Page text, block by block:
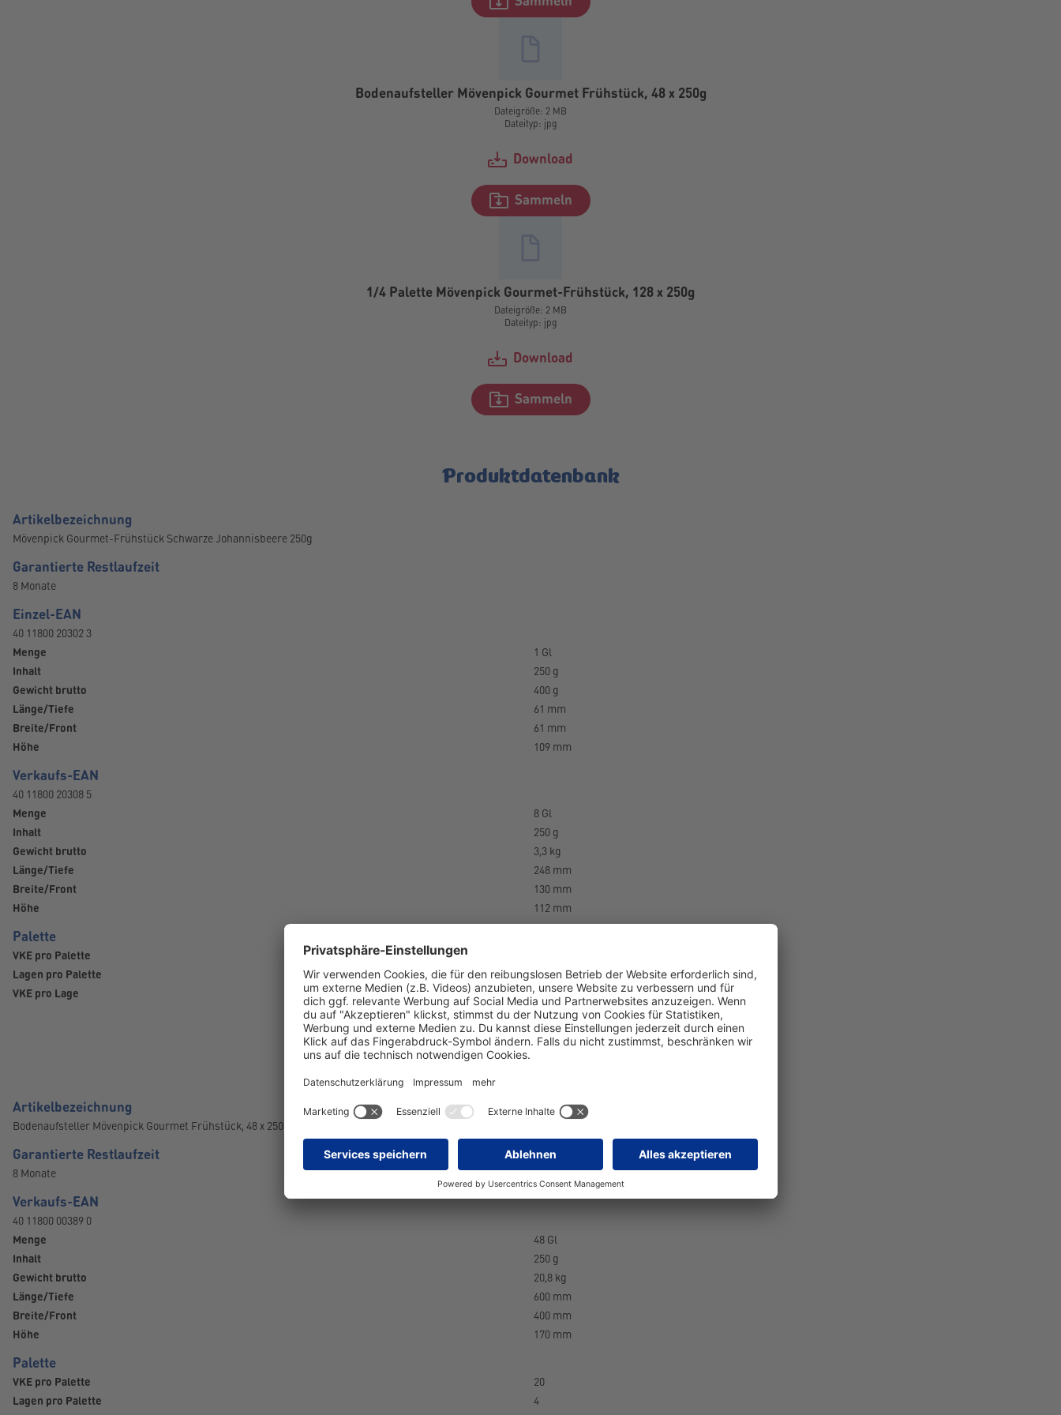
Bodenaufsteller Mövenpick Gourmet Frühstück, 48 x 250g
Dateigröße: 2 MB
Dateityp: jpg
Download
Sammeln
1/4 Palette Mövenpick Gourmet-Frühstück, 128 x 250g
Dateigröße: 2 MB
Dateityp: jpg
Download
Sammeln
Produktdatenbank
Artikelbezeichnung
Mövenpick Gourmet-Frühstück Schwarze Johannisbeere 250g
Garantierte Restlaufzeit
8 Monate
Einzel-EAN
40 11800 20302 3
Menge
1 Gl
Inhalt
250 g
Gewicht brutto
400 g
Länge/Tiefe
61 mm
Breite/Front
61 mm
Höhe
109 mm
Verkaufs-EAN
40 11800 20308 5
Menge
8 Gl
Inhalt
250 g
Gewicht brutto
3,3 kg
Länge/Tiefe
248 mm
Breite/Front
130 mm
Höhe
112 mm
Palette
VKE pro Palette
Lagen pro Palette
6
VKE pro Lage
27
Display-Datenbank BA, sort.
Artikelbezeichnung
Bodenaufsteller Mövenpick Gourmet Frühstück, 48 x 250g
Garantierte Restlaufzeit
8 Monate
Verkaufs-EAN
40 11800 00389 0
Menge
48 Gl
Inhalt
250 g
Gewicht brutto
20,8 kg
Länge/Tiefe
600 mm
Breite/Front
400 mm
Höhe
170 mm
Palette
VKE pro Palette
20
Lagen pro Palette
4